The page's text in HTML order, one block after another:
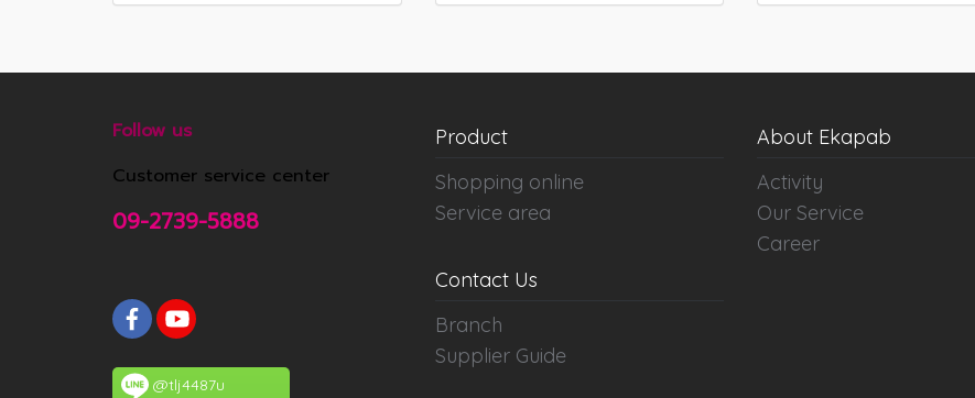
Follow us
Customer service center
09-2739-5888
@tlj4487u
Product
Shopping online
Service area
About Ekapab
Activity
Our Service
Career
Contact Us
Branch
Supplier Guide